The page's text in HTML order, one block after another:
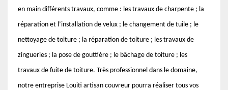
en main différents travaux, comme : les travaux de charpente ; la
réparation et l’installation de velux ; le changement de tuile ; le
nettoyage de toiture ; la réparation de toiture ; les travaux de
zingueries ; la pose de gouttière ; le bâchage de toiture ; les
travaux de fuite de toiture. Très professionnel dans le domaine,
notre entreprise Louiti artisan couvreur pourra réaliser tous vos